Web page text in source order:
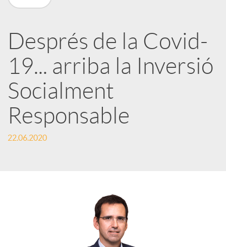
r
x
e
s
Després de la Covid-
19... arriba la Inversió
Socialment
Responsable
22.06.2020